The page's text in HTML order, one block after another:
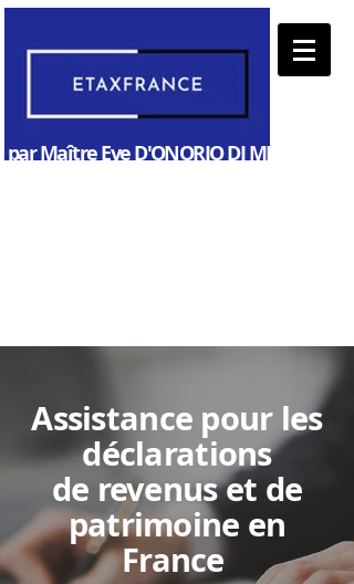
par Maître Eve D'ONORIO DI MEO -
Assistance pour les
déclarations
de revenus et de
patrimoine en
France